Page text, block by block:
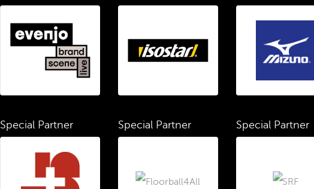
Special Partner Special Partner Special Partner